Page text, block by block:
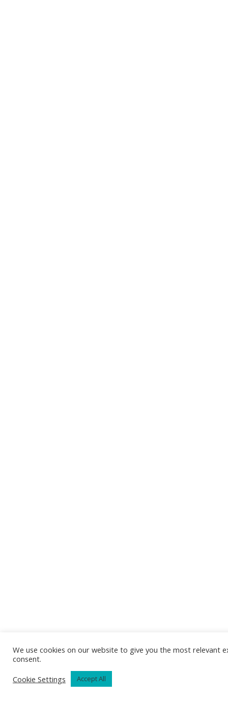
We use cookies on our website to give you the most relevant
consent.
Cookie Settings
Accept All